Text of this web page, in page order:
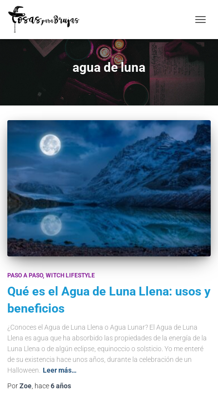
DE
agua de luna
PASO A PASO WITCH LIFESTYLE
Qué es el Agua de Luna Llena: usos y
beneficios
¿Conoces el Agua de Luna Llena o Agua Lunar? El Agua de Luna
Llena es agua que ha absorbido las propiedades de la energía de la
Luna Llena o de algún eclipse, equinoccio o solsticio. Yo me enteré
de su existencia hace unos años, durante la celebración de un
Halloween. Leer más…
PorZoe , hace6 años